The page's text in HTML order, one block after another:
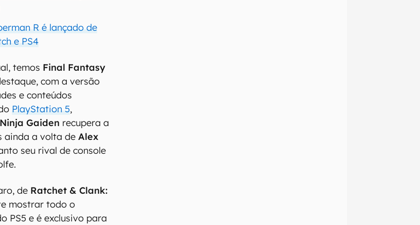
R é lançado de
e PS4
temos Final Fantasy
com a versão
e conteúdos
PlayStation 5,
Ninja Gaiden recupera a
ainda a volta deAlex
seu rival de console
de Ratchet & Clank:
mostrar todo o
PS5 e é exclusivo para